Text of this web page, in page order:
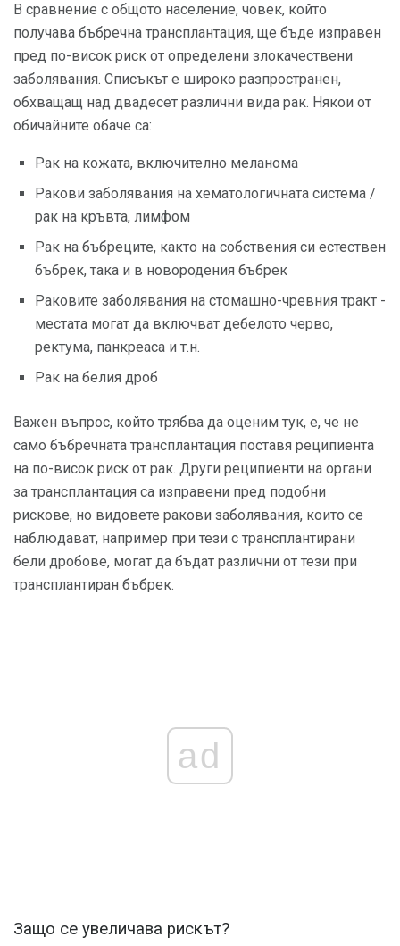
В сравнение с общото население, човек, който
получава бъбречна трансплантация, ще бъде изправен
пред по-висок риск от определени злокачествени
заболявания. Списъкът е широко разпространен,
обхващащ над двадесет различни вида рак. Някои от
обичайните обаче са:
Рак на кожата, включително меланома
Ракови заболявания на хематологичната система /
рак на кръвта, лимфом
Рак на бъбреците, както на собствения си естествен
бъбрек, така и в новородения бъбрек
Раковите заболявания на стомашно-чревния тракт -
местата могат да включват дебелото черво,
ректума, панкреаса и т.н.
Рак на белия дроб
Важен въпрос, който трябва да оценим тук, е, че не
само бъбречната трансплантация поставя реципиента
на по-висок риск от рак. Други реципиенти на органи
за трансплантация са изправени пред подобни
рискове, но видовете ракови заболявания, които се
наблюдават, например при тези с трансплантирани
бели дробове, могат да бъдат различни от тези при
трансплантиран бъбрек.
ad
Защо се увеличава рискът?